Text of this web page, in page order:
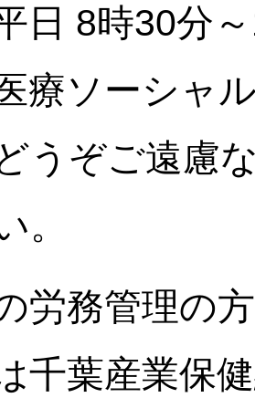
日 8時30分
療ソーシャ
うぞご遠慮
。
労務管理の
千葉産業保